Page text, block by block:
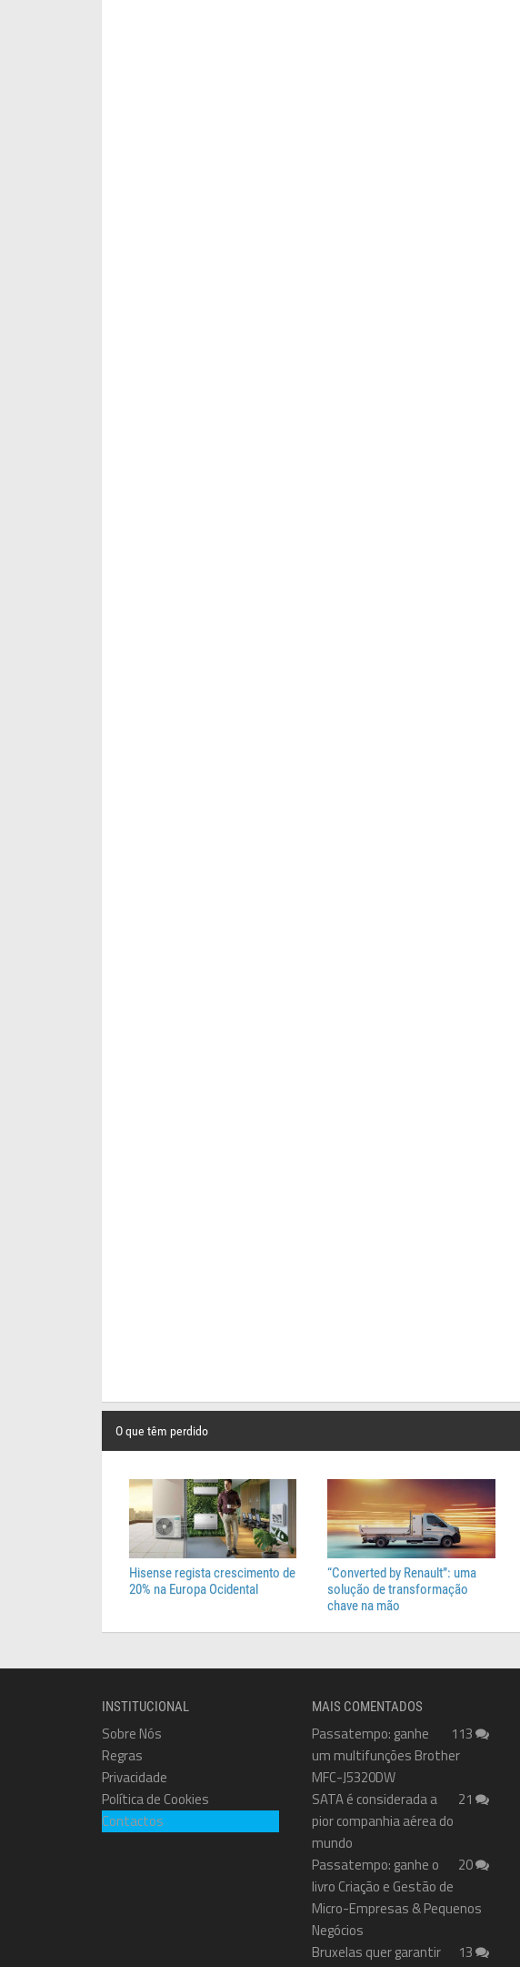
O que têm perdido
Hisense regista crescimento de
20% na Europa Ocidental
“Converted by Renault”: uma
solução de transformação
chave na mão
INSTITUCIONAL
Sobre Nós
Regras
Privacidade
Política de Cookies
Contactos
MAIS COMENTADOS
113
Passatempo: ganhe
um multifunções Brother
MFC-J5320DW
21
SATA é considerada a
pior companhia aérea do
mundo
20
Passatempo: ganhe o
livro Criação e Gestão de
Micro-Empresas & Pequenos
Negócios
13
Bruxelas quer garantir